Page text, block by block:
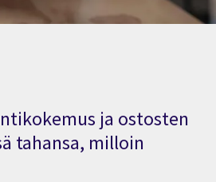
ja ostosten
tahansa, milloin